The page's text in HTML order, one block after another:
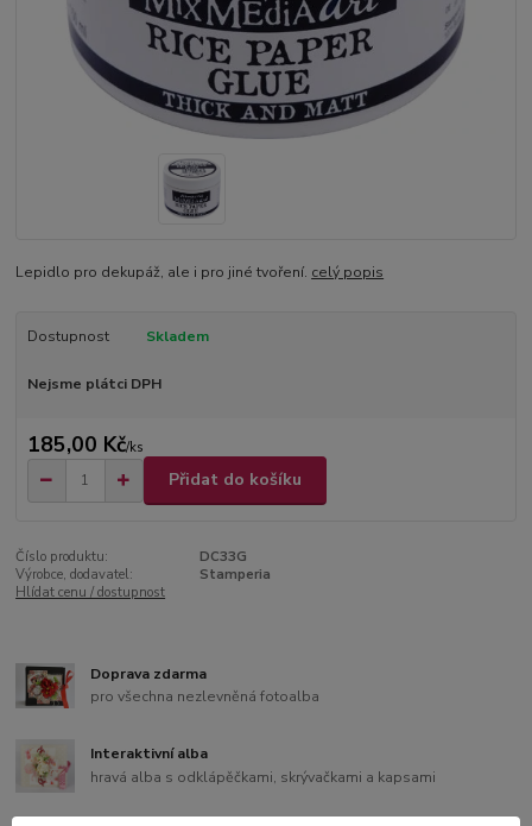
Lepidlo pro dekupáž, ale i pro jiné tvoření. celý popis
Dostupnost Skladem
Nejsme plátci DPH
185,00 Kč/ks
Přidat do košíku
Číslo produktu:
DC33G
Výrobce, dodavatel:
Stamperia
Hlídat cenu / dostupnost
Doprava zdarma
pro všechna nezlevněná fotoalba
Interaktivní alba
hravá alba s odklápěčkami, skrývačkami a kapsami